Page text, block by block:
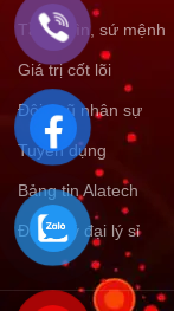
Tầm nhìn, sứ mệnh
Giá trị cốt lõi
Đội ngũ nhân sự
Tuyển dụng
Bảng tin Alatech
Đăng ký đại lý sỉ